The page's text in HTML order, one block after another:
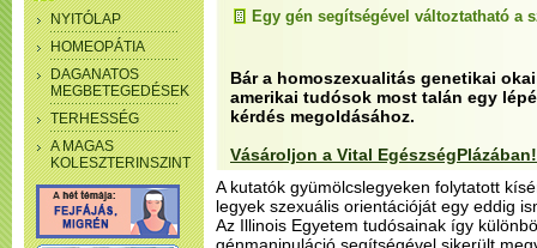
NYITÓLAP
HOMEOPÁTIA
DAGANATOS
MEGBETEGEDÉSEK
TERHESSÉG
A MAGAS
KOLESZTERINSZINT
Egy gén segítségével változtatható a
Bár a homoszexualitás genetikai
amerikai tudósok most talán egy
kérdés megoldásához.
Vásároljon a Vital
A kutatók gyümölcslegyeken folytatott
legyek szexuális orientációját egy eddig
Az Illinois Egyetem tudósainak így